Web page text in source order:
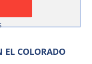
EL COLORADO